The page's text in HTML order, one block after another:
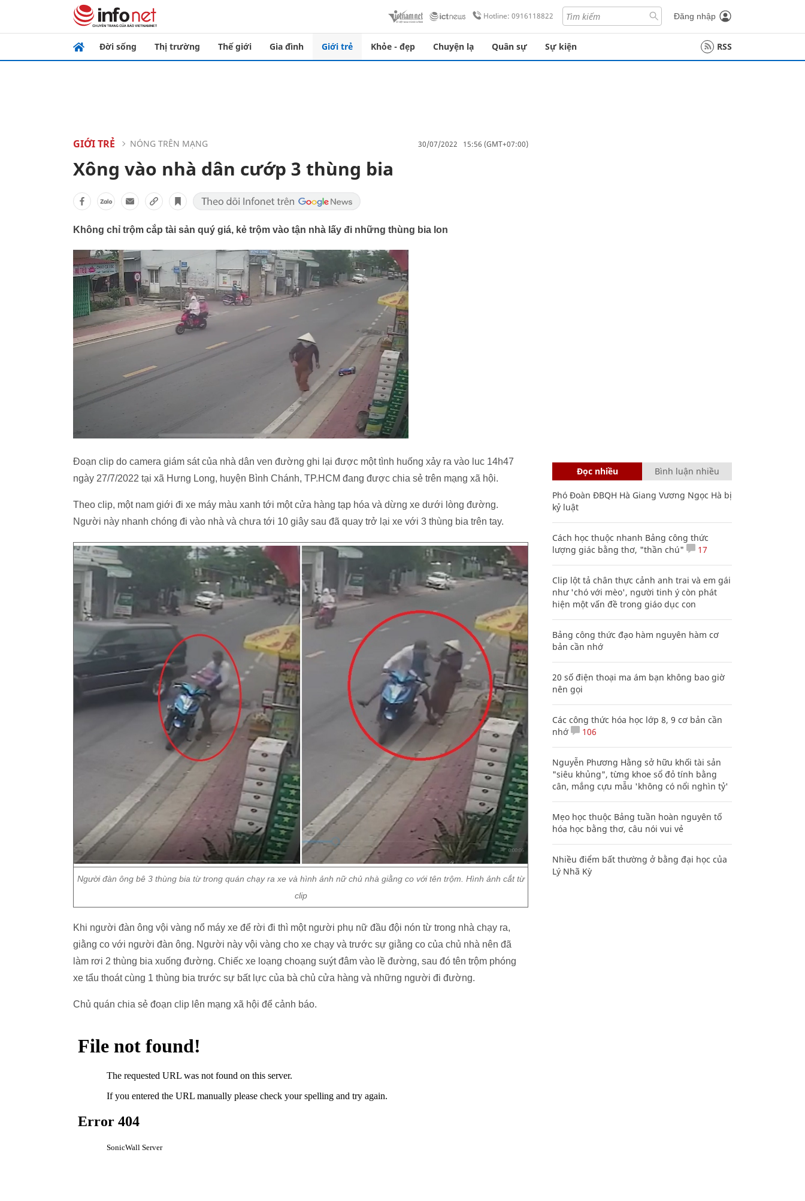
Hotline: 0916118822 Đăng nhập
Đời sống Thị trường Thế giới Gia đình Giới trẻ Khỏe - đẹp Chuyện lạ Quân sự Sự kiện RSS
GIỚI TRẺ NÓNG TRÊN MẠNG 30/07/2022 15:56 (GMT+07:00)
Xông vào nhà dân cướp 3 thùng bia
Không chỉ trộm cắp tài sản quý giá, kẻ trộm vào tận nhà lấy đi những thùng bia lon
Đoạn clip do camera giám sát của nhà dân ven đường ghi lại được một tình huống xảy ra vào luc 14h47
ngày 27/7/2022 tại xã Hưng Long, huyện Bình Chánh, TP.HCM đang được chia sẻ trên mạng xã hội.
Theo clip, một nam giới đi xe máy màu xanh tới một cửa hàng tạp hóa và dừng xe dưới lòng đường.
Người này nhanh chóng đi vào nhà và chưa tới 10 giây sau đã quay trở lại xe với 3 thùng bia trên tay.
Người đàn ông bê 3 thùng bia từ trong quán chạy ra xe và hình ảnh nữ chủ nhà giằng co với tên trộm. Hình ảnh cắt từ
clip
Khi người đàn ông vội vàng nổ máy xe để rời đi thì một người phụ nữ đầu đội nón từ trong nhà chạy ra,
giằng co với người đàn ông. Người này vội vàng cho xe chạy và trước sự giằng co của chủ nhà nên đã
làm rơi 2 thùng bia xuống đường. Chiếc xe loạng choạng suýt đâm vào lề đường, sau đó tên trộm phóng
xe tẩu thoát cùng 1 thùng bia trước sự bất lực của bà chủ cửa hàng và những người đi đường.
Chủ quán chia sẻ đoạn clip lên mạng xã hội để cảnh báo.
Đọc nhiều Bình luận nhiều
Phó Đoàn ĐBQH Hà Giang Vương Ngọc Hà bị
kỷ luật
Cách học thuộc nhanh Bảng công thức
lượng giác bằng thơ, "thần chú"
17
Clip lột tả chân thực cảnh anh trai và em gái
như 'chó với mèo', người tinh ý còn phát
hiện một vấn đề trong giáo dục con
Bảng công thức đạo hàm nguyên hàm cơ
bản cần nhớ
20 số điện thoại ma ám bạn không bao giờ
nên gọi
Các công thức hóa học lớp 8, 9 cơ bản cần
nhớ
106
Nguyễn Phương Hằng sở hữu khối tài sản
"siêu khủng", từng khoe sổ đỏ tính bằng
cân, mắng cựu mẫu 'không có nổi nghìn tỷ'
Mẹo học thuộc Bảng tuần hoàn nguyên tố
hóa học bằng thơ, câu nói vui vẻ
Nhiều điểm bất thường ở bằng đại học của
Lý Nhã Kỳ